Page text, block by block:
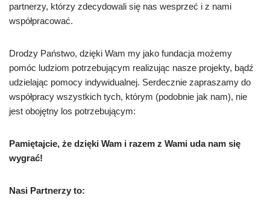
partnerzy, którzy zdecydowali się nas wesprzeć i z nami
współpracować.
Drodzy Państwo, dzięki Wam my jako fundacja możemy
pomóc ludziom potrzebującym realizując nasze projekty, bądź
udzielając pomocy indywidualnej. Serdecznie zapraszamy do
współpracy wszystkich tych, którym (podobnie jak nam), nie
jest obojętny los potrzebującym:
Pamiętajcie, że dzięki Wam i razem z Wami uda nam się
wygrać!
Nasi Partnerzy to: